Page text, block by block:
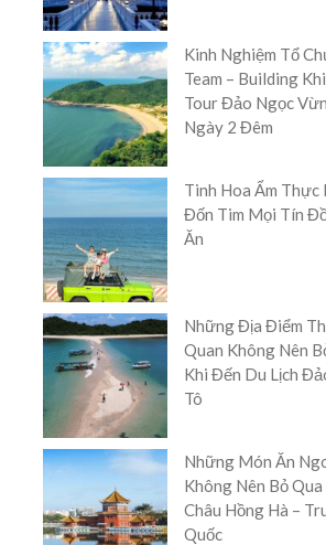
Kinh Nghiệm Tổ
Team – Building
Tour Đảo Ngọc
Ngày 2 Đêm
Tinh Hoa Ẩm Thực
Đốn Tim Mọi Tín
Ăn
Những Địa Điểm
Quan Không Nên
Khi Đến Du Lịch
Tô
Những Món Ăn
Không Nên Bỏ
Châu Hồng Hà –
Quốc